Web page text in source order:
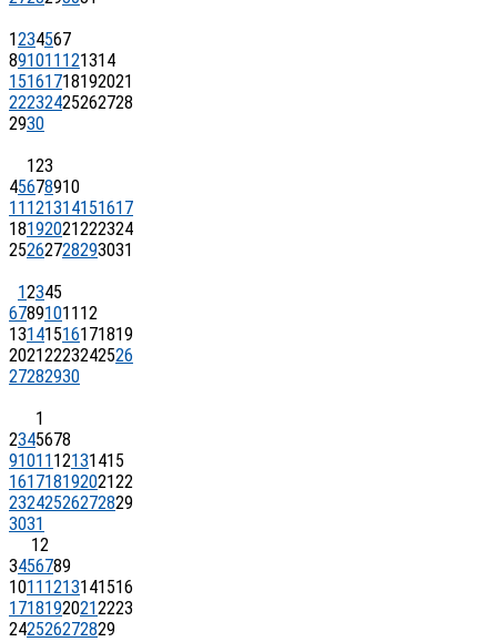
1234567
891011 121314
15161718192021
22232425262728
2930
123
45678910
11 121314151617
18192021222324
25262728293031
12345
67891011 12
13141516171819
20212223242526
27282930
1
2345678
91011 12131415
16171819202122
23242526272829
3031
12
3456789
1011 1213141516
17181920212223
242526272829